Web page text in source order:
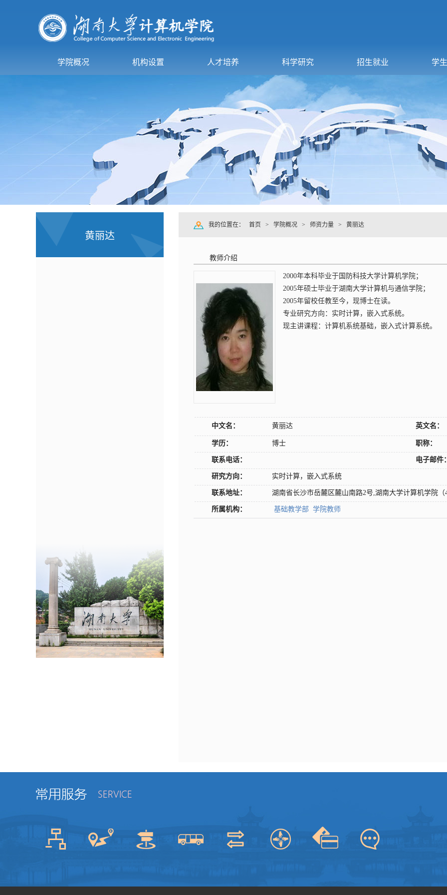
学院概况 机构设置 人才培养 科学研究 招生就业 学
黄丽达
我的位置在： 首页 > 学院概况 > 师资力量 > 黄丽达
教师介绍
2000年本科毕业于国防科技大学计算机学院；
2005年硕士毕业于湖南大学计算机与通信学院；
2005年留校任教至今，现博士在读。
专业研究方向：实时计算，嵌入式系统。
现主讲课程：计算机系统基础，嵌入式计算系统。
中文名： 黄丽达 英文名：
学历： 博士 职称：
联系电话： 电子邮件
研究方向： 实时计算，嵌入式系统
联系地址： 湖南省长沙市岳麓区麓山南路2号,湖南大学计算机学院（
所属机构： 基础教学部 学院教师